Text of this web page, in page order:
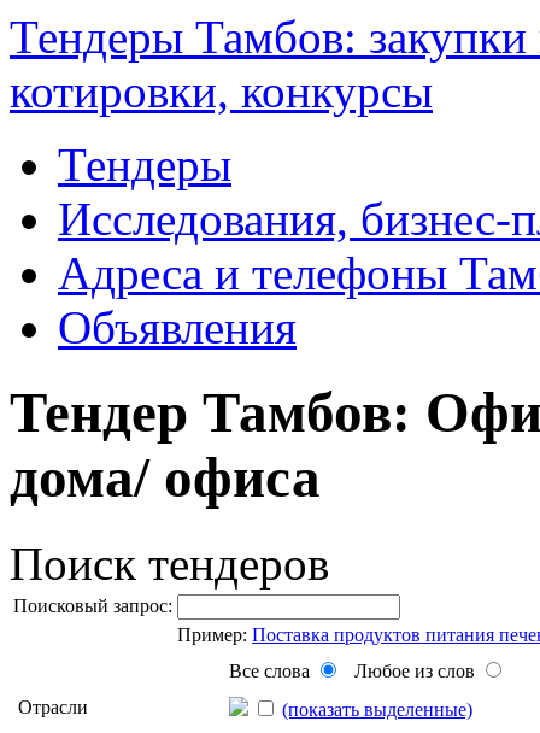
Тендеры Тамбов:
котировки, конкурсы
Тендеры
Исследования, бизнес-
Адреса и телефоны
Объявления
Тендер Тамбов:
дома/ офиса
Поиск тендеров
Поисковый запрос:
Пример: Поставка продуктов питания
Все слова
Любое из слов
Отрасли
(показать выделенные)